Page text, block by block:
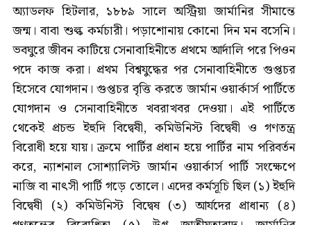
অ্যাডলফ হিটলার, ১৮৮৯ সালে অস্ট্রিয়া জার্মানির সীমান্তে
জন্ম। বাবা শুল্ক কর্মচারী। পড়াশোনায় কোনো দিন মন বসেনি।
ভবঘুরে জীবন কাটিয়ে সেনাবাহিনীতে প্রথমে আর্দালি পরে পিওন
পদে কাজ করা। প্রথম বিশ্বযুদ্ধের পর সেনাবাহিনীতে গুপ্তচর
হিসেবে যোগদান। গুপ্তচর বৃত্তি করতে জার্মান ওয়ার্কার্স পার্টিতে
যোগদান ও সেনাবাহিনীতে খবরাখবর দেওয়া। এই পার্টিতে
থেকেই প্রচন্ড ইহুদি বিদ্বেষী, কমিউনিস্ট বিদ্বেষী ও গণতন্ত্র
বিরোধী হয়ে যায়। ক্রমে পার্টির প্রধান হয়ে পার্টির নাম পরিবর্তন
করে, ন্যাশনাল সোশ্যালিস্ট জার্মান ওয়ার্কার্স পার্টি সংক্ষেপে
নাজি বা নাৎসী পার্টি গড়ে তোলে। এদের কর্মসূচি ছিল (১) ইহুদি
বিদ্বেষী (২) কমিউনিস্ট বিদ্বেষ (৩) আর্যদের প্রাধান্য (৪)